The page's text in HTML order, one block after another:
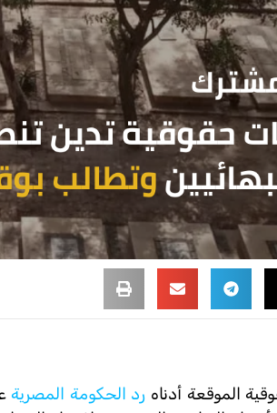
الموقعة أدناه رد الحكومة المصرية